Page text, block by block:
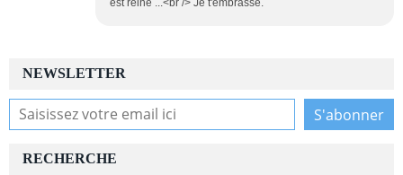
est reine ...<br /> Je t'embrasse.
NEWSLETTER
RECHERCHE